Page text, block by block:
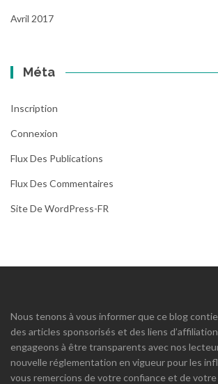
Avril 2017
Méta
Inscription
Connexion
Flux Des Publications
Flux Des Commentaires
Site De WordPress-FR
Nous tenons à vous informer que ce blog
des articles sponsorisés et des liens
engageons à être transparents avec nos
nouvelle réglementation en vigueur pour les
vous remercions de votre confiance et de